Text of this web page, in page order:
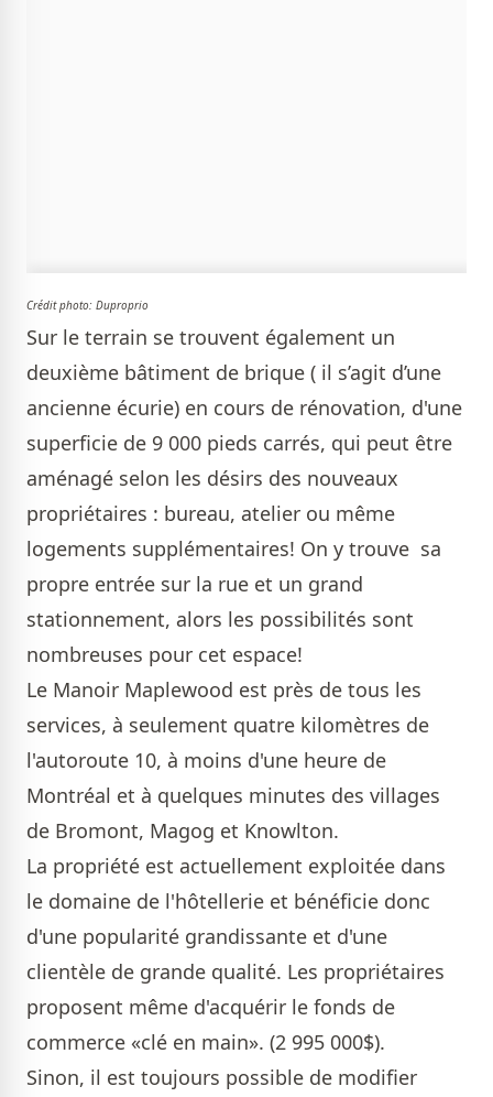
Crédit photo: Duproprio
Sur le terrain se trouvent également un
deuxième bâtiment de brique ( il s’agit d’une
ancienne écurie) en cours de rénovation, d'une
superficie de 9 000 pieds carrés, qui peut être
aménagé selon les désirs des nouveaux
propriétaires : bureau, atelier ou même
logements supplémentaires! On y trouve sa
propre entrée sur la rue et un grand
stationnement, alors les possibilités sont
nombreuses pour cet espace!
Le Manoir Maplewood est près de tous les
services, à seulement quatre kilomètres de
l'autoroute 10, à moins d'une heure de
Montréal et à quelques minutes des villages
de Bromont, Magog et Knowlton.
La propriété est actuellement exploitée dans
le domaine de l'hôtellerie et bénéficie donc
d'une popularité grandissante et d'une
clientèle de grande qualité. Les propriétaires
proposent même d'acquérir le fonds de
commerce «clé en main». (2 995 000$).
Sinon, il est toujours possible de modifier